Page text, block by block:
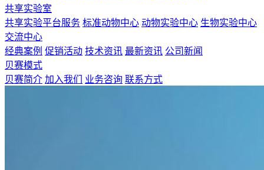
共享实验室
共享实验平台服务 标准动物中心 动物实验中心 生物实验中心
交流中心
经典案例 促销活动 技术资讯 最新资讯 公司新闻
贝赛模式
贝赛简介 加入我们 业务咨询 联系方式